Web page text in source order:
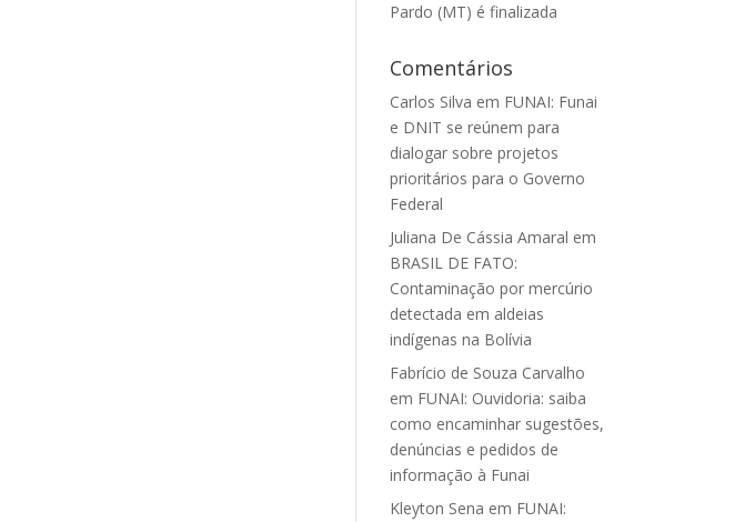
Pardo (MT) é finalizada
Comentários
Carlos Silva em FUNAI: Funai
e DNIT se reúnem para
dialogar sobre projetos
prioritários para o Governo
Federal
Juliana De Cássia Amaral em
BRASIL DE FATO:
Contaminação por mercúrio
detectada em aldeias
indígenas na Bolívia
Fabrício de Souza Carvalho
em FUNAI: Ouvidoria: saiba
como encaminhar sugestões,
denúncias e pedidos de
informação à Funai
Kleyton Sena em FUNAI: